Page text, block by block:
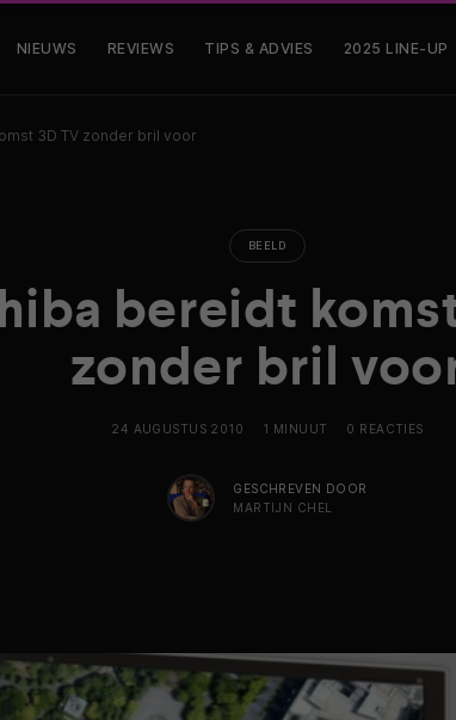
NIEUWS REVIEWS TIPS & ADVIES 2025 LINE-UP
3D TV zonder bril voor
BEELD
bereidt
zonder bril
24 AUGUSTUS 2010 1 MINUUT 0 REACTIES
GESCHREVEN DOOR
MARTIJN CHEL